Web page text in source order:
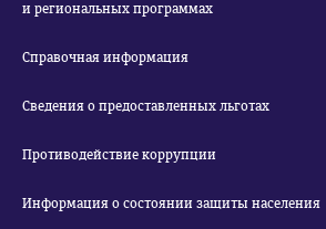
и региональных программах
Справочная информация
Сведения о предоставленных льготах
Противодействие коррупции
Информация о состоянии защиты населения